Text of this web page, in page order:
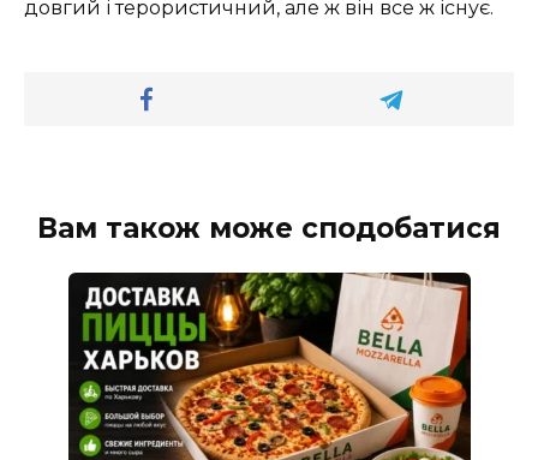
довгий і терористичний, але ж він все ж існує.
Вам також може сподобатися